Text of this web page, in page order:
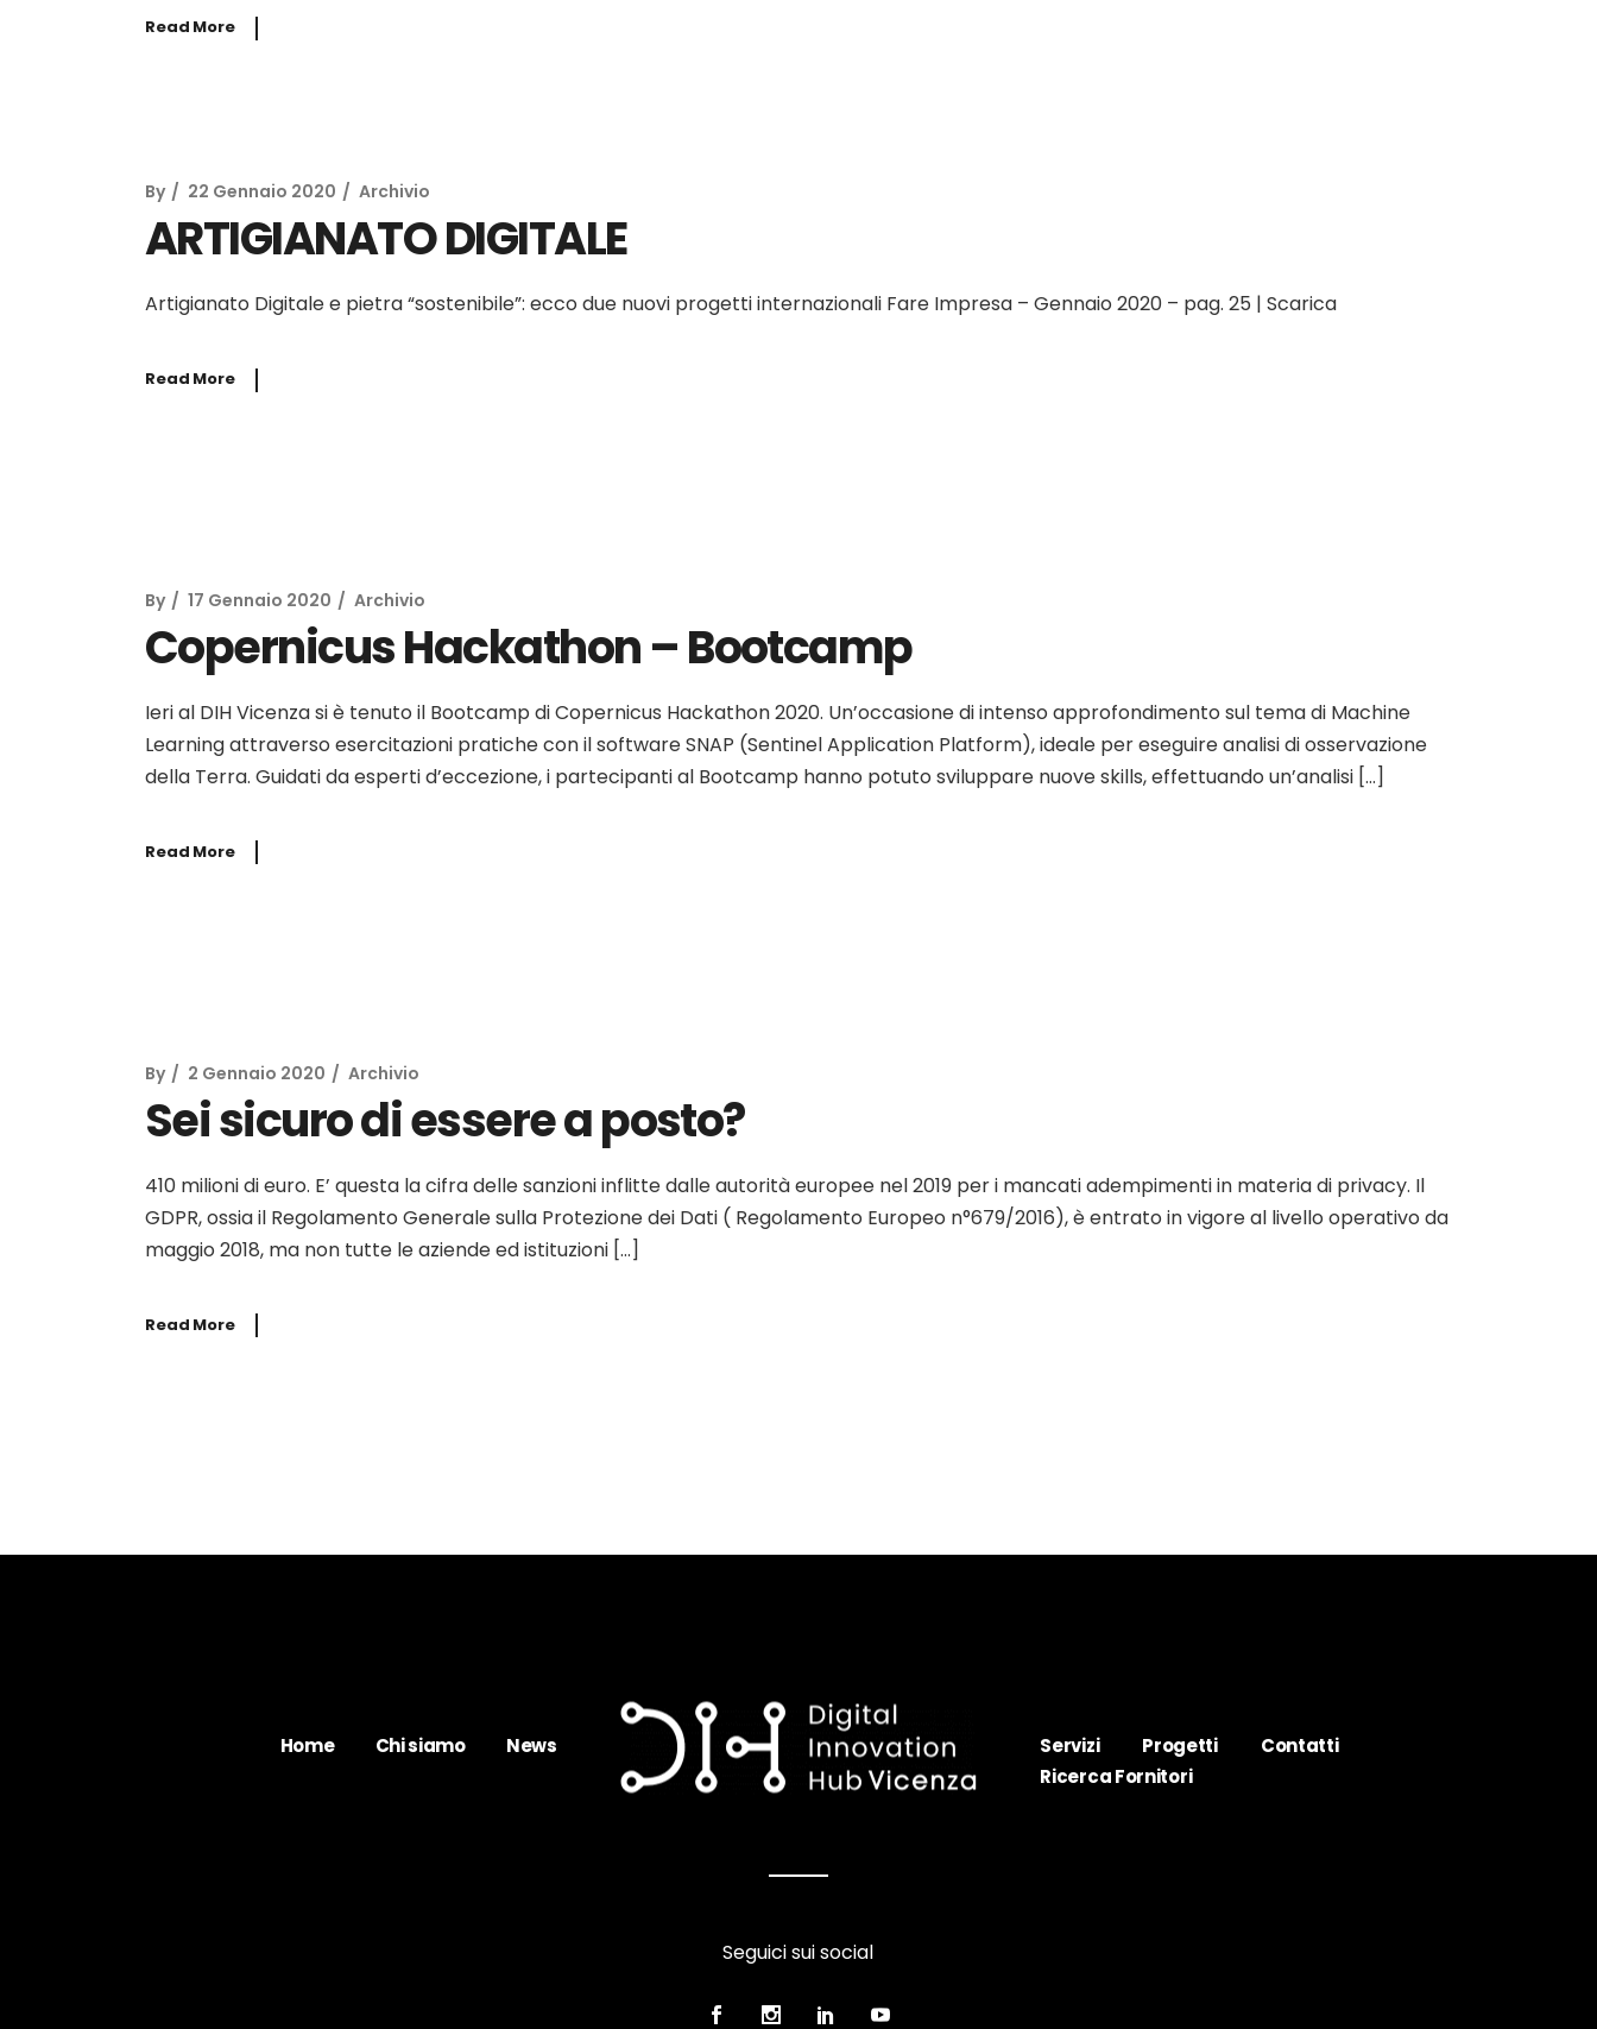
Read More
By 22 Gennaio 2020 Archivio
ARTIGIANATO DIGITALE
Artigianato Digitale e pietra “sostenibile”: ecco due nuovi progetti internazionali Fare Impresa – Gennaio 2020 – pag. 25 | Scarica
Read More
By 17 Gennaio 2020 Archivio
Copernicus Hackathon – Bootcamp
Ieri al DIH Vicenza si è tenuto il Bootcamp di Copernicus Hackathon 2020. Un’occasione di intenso approfondimento sul tema di Machine
Learning attraverso esercitazioni pratiche con il software SNAP (Sentinel Application Platform), ideale per eseguire analisi di osservazione
della Terra. Guidati da esperti d’eccezione, i partecipanti al Bootcamp hanno potuto sviluppare nuove skills, effettuando un’analisi […]
Read More
By 2 Gennaio 2020 Archivio
Sei sicuro di essere a posto?
410 milioni di euro. E’ questa la cifra delle sanzioni inflitte dalle autorità europee nel 2019 per i mancati adempimenti in materia di privacy. Il
GDPR, ossia il Regolamento Generale sulla Protezione dei Dati ( Regolamento Europeo n°679/2016), è entrato in vigore al livello operativo da
maggio 2018, ma non tutte le aziende ed istituzioni […]
Read More
Home Chi siamo News
Seguici sui social
Servizi Progetti
Contatti
Ricerca Fornitori